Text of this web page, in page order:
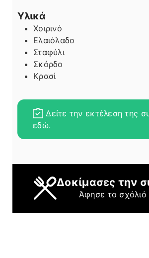
Υλικά
Χοιρινό
Ελαιόλαδο
Σταφύλι
Σκόρδο
Κρασί
Δείτε την εκτέλεση της
εδώ.
Δοκίμασες την
Άφησε το σχόλιό